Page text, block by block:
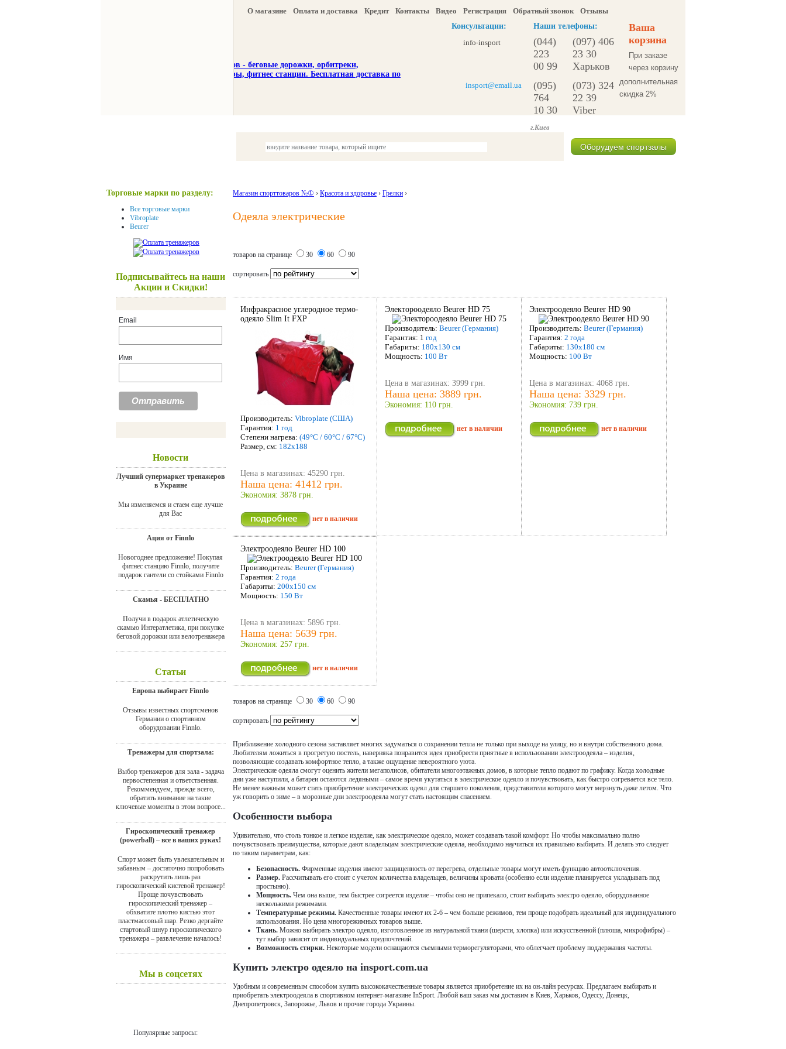
О магазине Оплата и доставка Кредит Контакты Видео Регистрация Обратный звонок
Отзывы
Консультации:
Наши телефоны:
Ваша
корзина
При заказе
через корзину
дополнительная
скидка 2%
info-insport
(044)
223
00 99
(097) 406
23 30
Харьков
insport@email.ua
(095)
764
10 30
(073) 324
22 39
Viber
г.Киев
Оборудуем спортзалы
Торговые марки по разделу:
Все торговые марки
Vibroplate
Beurer
Подписывайтесь на наши
Акции и Скидки!
Email
Имя
Новости
Лучший супермаркет тренажеров
в Украине
Мы изменяемся и стаем еще лучше
для Вас
Ация от Finnlo
Новогоднее предложение! Покупая
фитнес станцию Finnlo, получите
подарок гантели со стойками Finnlo
Скамья - БЕСПЛАТНО
Получи в подарок атлетическую
скамью Интератлетика, при покупке
беговой дорожки или велотренажера
Статьи
Европа выбирает Finnlo
Отзывы известных спортсменов
Германии о спортивном
оборудовании Finnlo.
Тренажеры для спортзала:
Выбор тренажеров для зала - задача
первостепенная и ответственная.
Рекоммендуем, прежде всего,
обратить внимание на такие
ключевые моменты в этом вопросе...
Гироскопический тренажер
(powerball) – все в ваших руках!
Спорт может быть увлекательным и
забавным – достаточно попробовать
раскрутить лишь раз
гироскопический кистевой тренажер!
Проще почувствовать
гироскопический тренажер –
обхватите плотно кистью этот
пластмассовый шар. Резко дергайте
стартовый шнур гироскопического
тренажера – развлечение началось!
Мы в соцсетях
Популярные запросы:
Магазин спорттоваров №① › Красота и здоровье › Грелки ›
Одеяла электрические
товаров на странице 30 60 90
сортировать
Инфракрасное углеродное термо-
одеяло Slim It FXP
Производитель: Vibroplate (США)
Гарантия: 1 год
Степени нагрева: (49°C / 60°C / 67°С)
Размер, см: 182х188
Цена в магазинах: 45290 грн.
Наша цена: 41412 грн.
Экономия: 3878 грн.
нет в наличии
Электороодеяло Beurer HD 75
Производитель: Beurer (Германия)
Гарантия: 1 год
Габариты: 180х130 см
Мощность: 100 Вт
Цена в магазинах: 3999 грн.
Наша цена: 3889 грн.
Экономия: 110 грн.
нет в наличии
Электроодеяло Beurer HD 90
Производитель: Beurer (Германия)
Гарантия: 2 года
Габариты: 130х180 см
Мощность: 100 Вт
Цена в магазинах: 4068 грн.
Наша цена: 3329 грн.
Экономия: 739 грн.
нет в наличии
Электроодеяло Beurer HD 100
Производитель: Beurer (Германия)
Гарантия: 2 года
Габариты: 200х150 см
Мощность: 150 Вт
Цена в магазинах: 5896 грн.
Наша цена: 5639 грн.
Экономия: 257 грн.
нет в наличии
товаров на странице 30 60 90
сортировать
Приближение холодного сезона заставляет многих задуматься о сохранении тепла не только при выходе на улицу, но и внутри собственного дома.
Любителям ложиться в прогретую постель, наверняка понравится идея приобрести приятные в использовании электроодеяла – изделия,
позволяющие создавать комфортное тепло, а также ощущение невероятного уюта.
Электрические одеяла смогут оценить жители мегаполисов, обитатели многоэтажных домов, в которые тепло подают по графику. Когда холодные
дни уже наступили, а батареи остаются ледяными – самое время укутаться в электрическое одеяло и почувствовать, как быстро согревается все тело.
Не менее важным может стать приобретение электрических одеял для старшего поколения, представители которого могут мерзнуть даже летом. Что
уж говорить о зиме – в морозные дни электроодеяла могут стать настоящим спасением.
Особенности выбора
Удивительно, что столь тонкое и легкое изделие, как электрическое одеяло, может создавать такой комфорт. Но чтобы максимально полно
почувствовать преимущества, которые дают владельцам электрические одеяла, необходимо научиться их правильно выбирать. И делать это следует
по таким параметрам, как:
Безопасность. Фирменные изделия имеют защищенность от перегрева, отдельные товары могут иметь функцию автоотключения.
Размер. Рассчитывать его стоит с учетом количества владельцев, величины кровати (особенно если изделие планируется укладывать под
простыню).
Мощность. Чем она выше, тем быстрее согреется изделие – чтобы оно не припекало, стоит выбирать электро одеяло, оборудованное
несколькими режимами.
Температурные режимы. Качественные товары имеют их 2-6 – чем больше режимов, тем проще подобрать идеальный для индивидуального
использования. Но цена многорежимных товаров выше.
Ткань. Можно выбирать электро одеяло, изготовленное из натуральной ткани (шерсти, хлопка) или искусственной (плюша, микрофибры) –
тут выбор зависит от индивидуальных предпочтений.
Возможность стирки. Некоторые модели оснащаются съемными терморегуляторами, что облегчает проблему поддержания частоты.
Купить электро одеяло на insport.com.ua
Удобным и современным способом купить высококачественные товары является приобретение их на он-лайн ресурсах. Предлагаем выбирать и
приобретать электроодеяла в спортивном интернет-магазине InSport. Любой ваш заказ мы доставим в Киев, Харьков, Одессу, Донецк,
Днепропетровск, Запорожье, Львов и прочие города Украины.